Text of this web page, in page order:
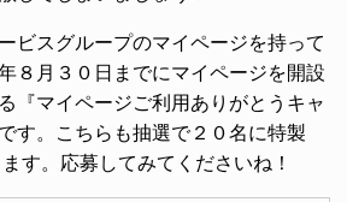
ビスグループのマイページを持って
８月３０日までにマイページを開設
『マイページご利用ありがとうキャ
す。こちらも抽選で２０名に特製
す。応募してみてくださいね！